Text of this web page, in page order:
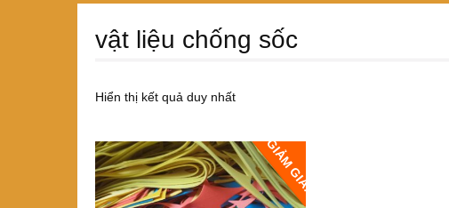
vật liệu chống sốc
Hiển thị kết quả duy nhất
GIẢM GIÁ!